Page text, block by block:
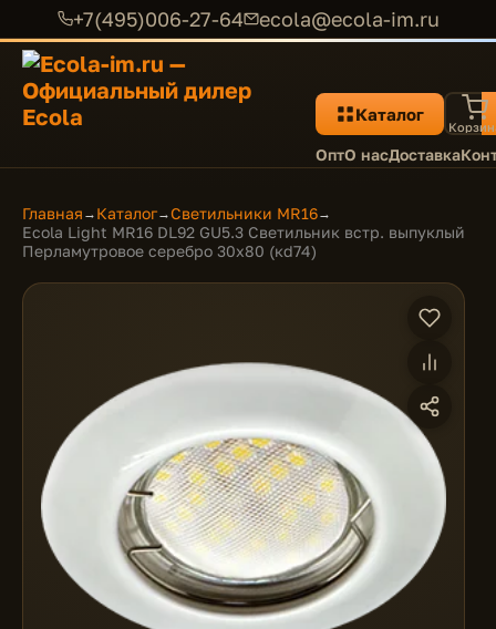
+7(495)006-27-64 ecola@ecola-im.ru
Каталог
ОптО насДоставка
Главная → Каталог→Светильники MR16→
Ecola Light MR16 DL92 GU5.3 Светильник встр. выпуклый
Перламутровое серебро 30x80 (кd74)